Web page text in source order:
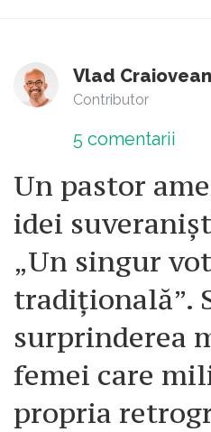
Vlad
Contributor
5 comentarii
Un pastor
idei
„Un singur
tradițională”.
surprinderea
femei care
propria